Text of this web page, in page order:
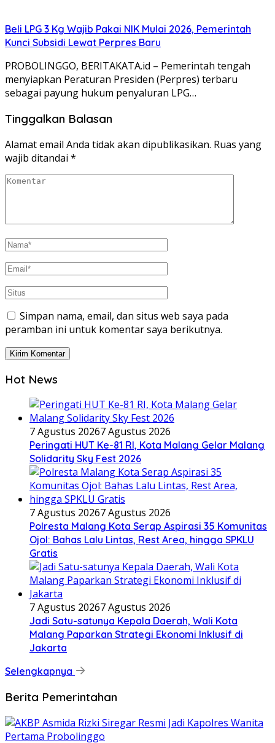
Beli LPG 3 Kg Wajib Pakai NIK Mulai 2026, Pemerintah
Kunci Subsidi Lewat Perpres Baru
PROBOLINGGO, BERITAKATA.id – Pemerintah tengah
menyiapkan Peraturan Presiden (Perpres) terbaru
sebagai payung hukum penyaluran LPG…
Tinggalkan Balasan
Alamat email Anda tidak akan dipublikasikan. Ruas yang
wajib ditandai *
Simpan nama, email, dan situs web saya pada
peramban ini untuk komentar saya berikutnya.
Hot News
7 Agustus 20267 Agustus 2026
Peringati HUT Ke-81 RI, Kota Malang Gelar Malang
Solidarity Sky Fest 2026
7 Agustus 20267 Agustus 2026
Polresta Malang Kota Serap Aspirasi 35 Komunitas
Ojol: Bahas Lalu Lintas, Rest Area, hingga SPKLU
Gratis
7 Agustus 20267 Agustus 2026
Jadi Satu-satunya Kepala Daerah, Wali Kota
Malang Paparkan Strategi Ekonomi Inklusif di
Jakarta
Selengkapnya
Berita Pemerintahan